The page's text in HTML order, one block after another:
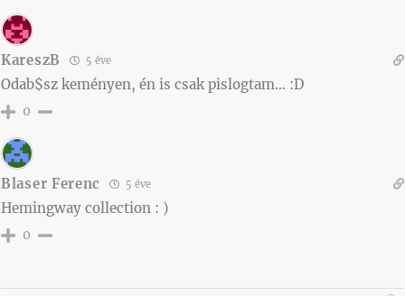
KareszB 5 éve
Odab$sz keményen, én is csak pislogtam… :D
0
Blaser Ferenc 5 éve
Hemingway collection : )
0